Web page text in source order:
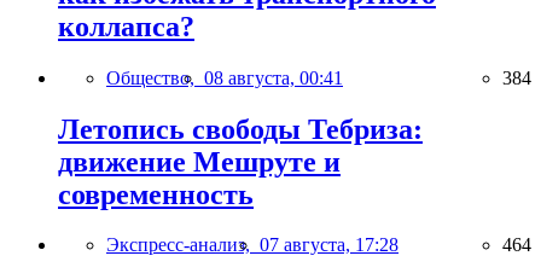
коллапса?
Общество, 08 августа, 00:41 384
Летопись свободы Тебриза:
движение Мешруте и
современность
Экспресс-анализ, 07 августа, 17:28 464